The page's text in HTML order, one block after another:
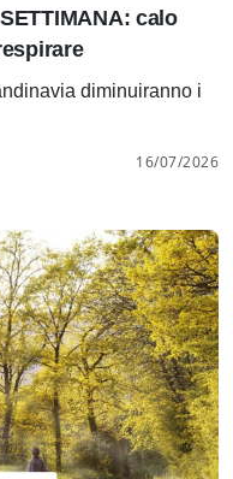
calo
diminuiranno i
16/07/2026